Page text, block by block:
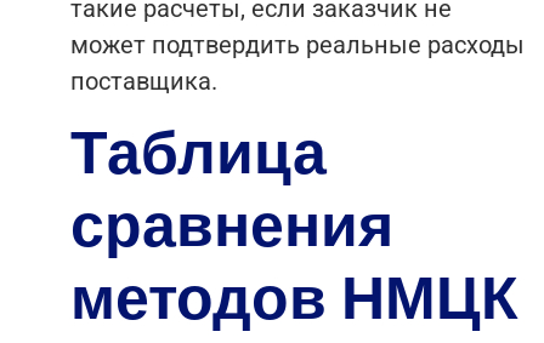
такие расчеты, если заказчик не
может подтвердить реальные расходы
поставщика.
Таблица
сравнения
методов НМЦК